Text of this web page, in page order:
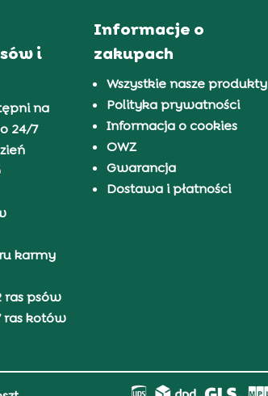
i
na
24/7
karmy
ras psów
ras kotów
Informacje o
zakupach
Wszystkie nasze produkty
Polityka prywatności
Informacja o cookies
OWZ
Gwarancja
Dostawa i płatności